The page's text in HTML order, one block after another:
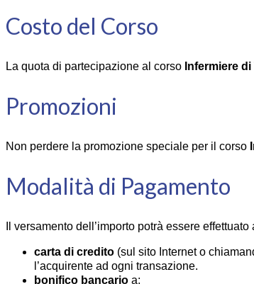
Costo del Corso
La quota di partecipazione al corso Infermiere
Promozioni
Non perdere la promozione speciale per il corso
Modalità di Pagamento
Il versamento dell’importo potrà essere
carta di credito (sul sito Internet o
l’acquirente ad ogni transazione.
bonifico bancario a: